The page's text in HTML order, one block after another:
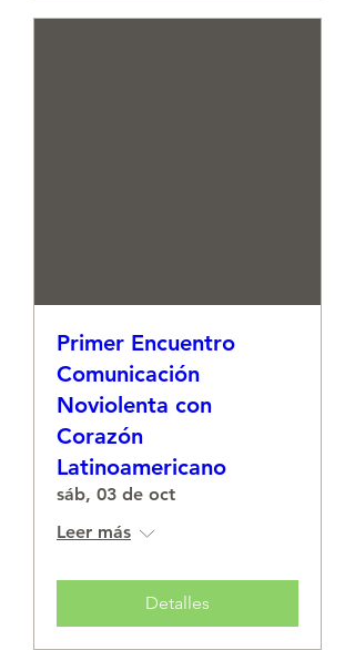
Primer Encuentro
Comunicación
Noviolenta con
Corazón
Latinoamericano
sáb, 03 de oct
Leer más
Detalles